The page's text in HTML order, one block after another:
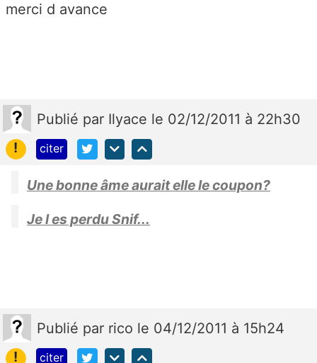
merci d avance
Publié par Ilyace le 02/12/2011 à 22h30
!
citer
Une bonne âme aurait elle le coupon?
Je l es perdu Snif...
Publié par rico le 04/12/2011 à 15h24
!
citer